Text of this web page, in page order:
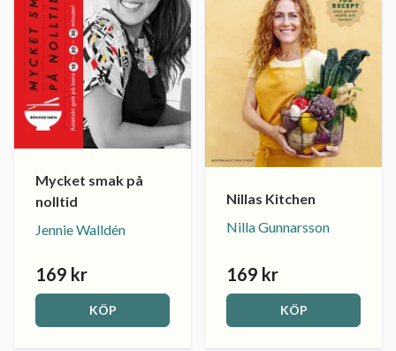
Mycket smak på
nolltid
Jennie Walldén
169 kr
KÖP
Nillas Kitchen
Nilla Gunnarsson
169 kr
KÖP